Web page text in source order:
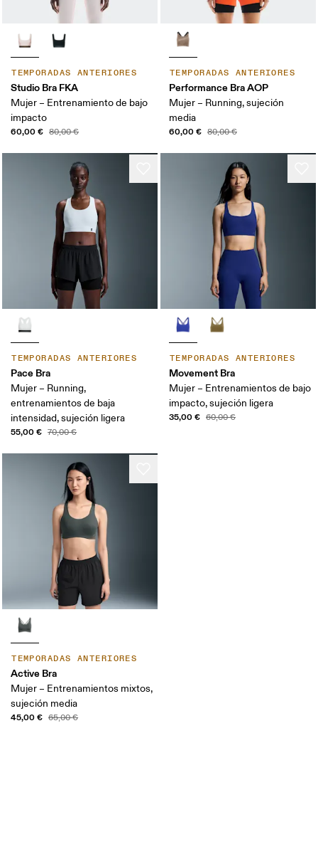
TEMPORADAS ANTERIORES
Studio Bra FKA
Mujer – Entrenamiento de bajo
impacto
60,00 € 80,00 €
TEMPORADAS ANTERIORES
Performance Bra AOP
Mujer – Running, sujeción
media
60,00 € 80,00 €
TEMPORADAS ANTERIORES
Pace Bra
Mujer – Running,
entrenamientos de baja
intensidad, sujeción ligera
55,00 € 70,00 €
TEMPORADAS ANTERIORES
Movement Bra
Mujer – Entrenamientos de bajo
impacto, sujeción ligera
35,00 € 60,00 €
TEMPORADAS ANTERIORES
Active Bra
Mujer – Entrenamientos mixtos,
sujeción media
45,00 € 65,00 €